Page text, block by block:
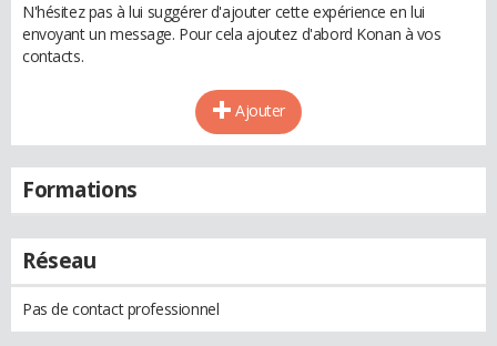
N'hésitez pas à lui suggérer d'ajouter cette expérience en lui
envoyant un message. Pour cela ajoutez d'abord Konan à vos
contacts.
Ajouter
Formations
Réseau
Pas de contact professionnel